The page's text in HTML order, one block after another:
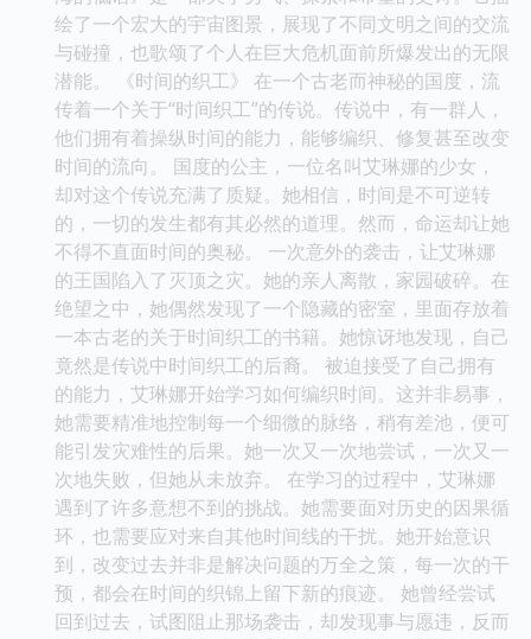
绘了一个宏大的宇宙图景，展现了不同文明之间的交流
与碰撞，也歌颂了个人在巨大危机面前所爆发出的无限
潜能。 《时间的织工》 在一个古老而神秘的国度，流
传着一个关于“时间织工”的传说。传说中，有一群人，
他们拥有着操纵时间的能力，能够编织、修复甚至改变
时间的流向。 国度的公主，一位名叫艾琳娜的少女，
却对这个传说充满了质疑。她相信，时间是不可逆转
的，一切的发生都有其必然的道理。然而，命运却让她
不得不直面时间的奥秘。 一次意外的袭击，让艾琳娜
的王国陷入了灭顶之灾。她的亲人离散，家园破碎。在
绝望之中，她偶然发现了一个隐藏的密室，里面存放着
一本古老的关于时间织工的书籍。她惊讶地发现，自己
竟然是传说中时间织工的后裔。 被迫接受了自己拥有
的能力，艾琳娜开始学习如何编织时间。这并非易事，
她需要精准地控制每一个细微的脉络，稍有差池，便可
能引发灾难性的后果。她一次又一次地尝试，一次又一
次地失败，但她从未放弃。 在学习的过程中，艾琳娜
遇到了许多意想不到的挑战。她需要面对历史的因果循
环，也需要应对来自其他时间线的干扰。她开始意识
到，改变过去并非是解决问题的万全之策，每一次的干
预，都会在时间的织锦上留下新的痕迹。 她曾经尝试
回到过去，试图阻止那场袭击，却发现事与愿违，反而